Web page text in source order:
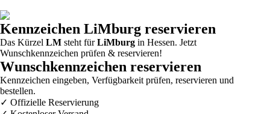
Kennzeichen LiMburg reservieren
Das Kürzel LM steht fürLiMburg in Hessen. Jetzt
Wunschkennzeichen prüfen & reservieren!
Wunschkennzeichen reservieren
Kennzeichen eingeben, Verfügbarkeit prüfen, reservieren und
bestellen.
✓ Offizielle Reservierung